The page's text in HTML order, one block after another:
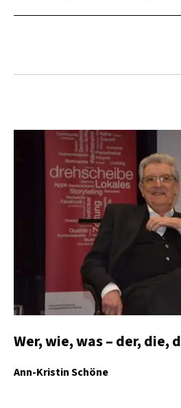
Wer, wie, was – der, die,
Ann-Kristin Schöne